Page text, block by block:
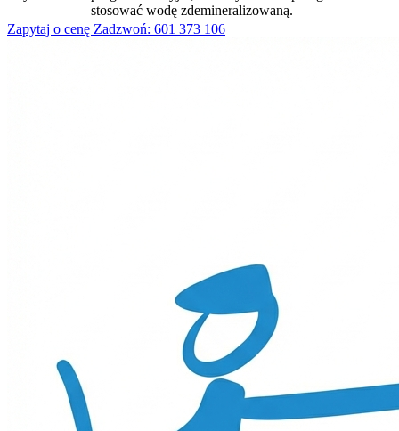
stosować wodę zdemineralizowaną.
Zapytaj o cenę Zadzwoń: 601 373 106